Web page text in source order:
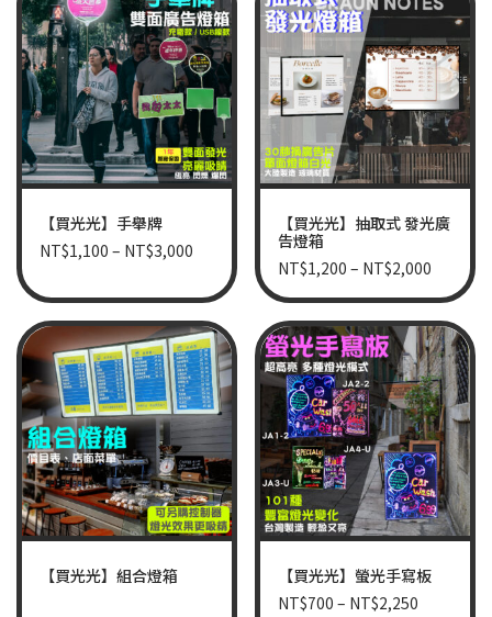
【買光光】手舉牌
NT$1,100 – NT$3,000
【買光光】抽取式 發光廣
告燈箱
NT$1,200 – NT$2,000
【買光光】組合燈箱
【買光光】螢光手寫板
NT$700 – NT$2,250